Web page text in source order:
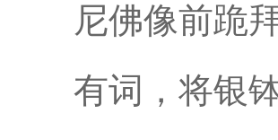
尼佛像前跪
有词，将银